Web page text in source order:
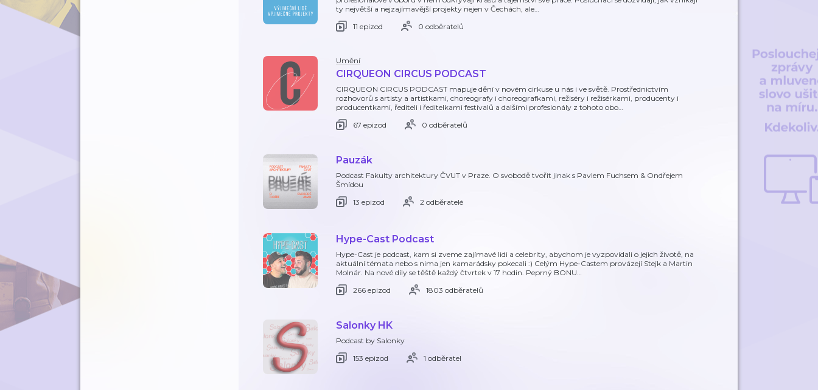
ty největší a nejzajímavější projekty nejen v Čechách, ale…
11 epizod
0 odběratelů
Umění
CIRQUEON CIRCUS PODCAST
CIRQUEON CIRCUS PODCAST mapuje dění v novém cirkuse u nás i ve světě. Prostřednictvím
rozhovorů s artisty a artistkami, choreografy i choreografkami, režiséry i režisérkami, producenty i
producentkami, řediteli i ředitelkami festivalů a dalšími profesionály z tohoto obo…
67 epizod
0 odběratelů
Pauzák
Podcast Fakulty architektury ČVUT v Praze. O svobodě tvořit jinak s Pavlem Fuchsem & Ondřejem
Šmídou
13 epizod
2 odběratelé
Hype-Cast Podcast
Hype-Cast je podcast, kam si zveme zajímavé lidi a celebrity, abychom je vyzpovídali o jejich životě, na
aktuální témata nebo s nima jen kamarádsky pokecali :) Celým Hype-Castem provázejí Stejk a Martin
Molnár. Na nové díly se těště každý čtvrtek v 17 hodin. Peprný BONU…
266 epizod
1803 odběratelů
Salonky HK
Podcast by Salonky
153 epizod
1 odběratel